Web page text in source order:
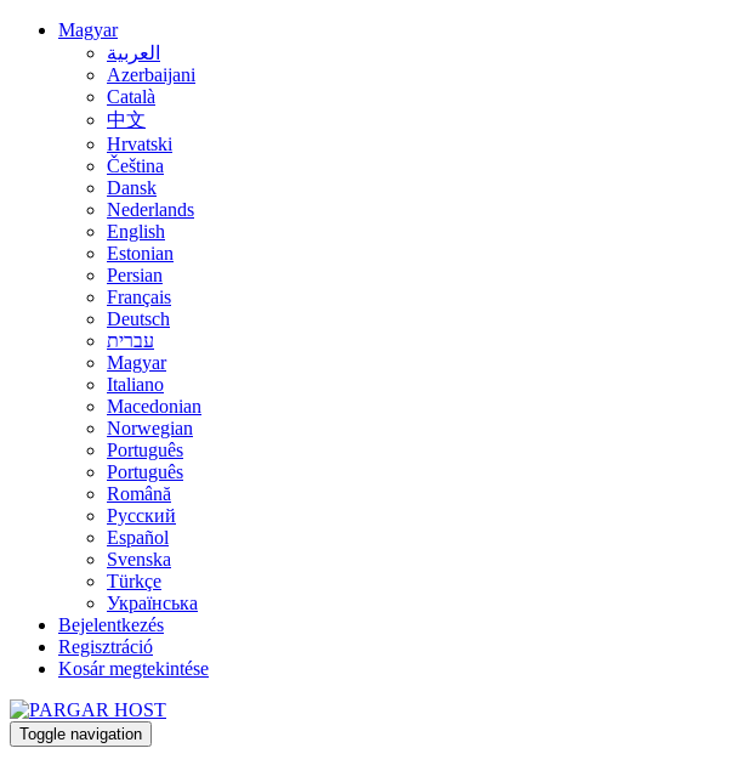
Magyar
العربية
Azerbaijani
Català
中文
Hrvatski
Čeština
Dansk
Nederlands
English
Estonian
Persian
Français
Deutsch
עברית
Magyar
Italiano
Macedonian
Norwegian
Português
Português
Română
Русский
Español
Svenska
Türkçe
Українська
Bejelentkezés
Regisztráció
Kosár megtekintése
Toggle navigation